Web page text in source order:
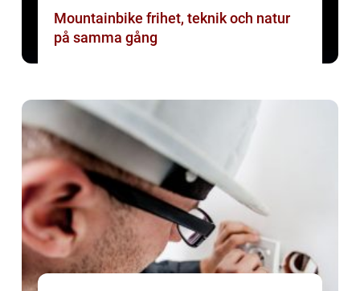
Mountainbike frihet, teknik och natur
på samma gång